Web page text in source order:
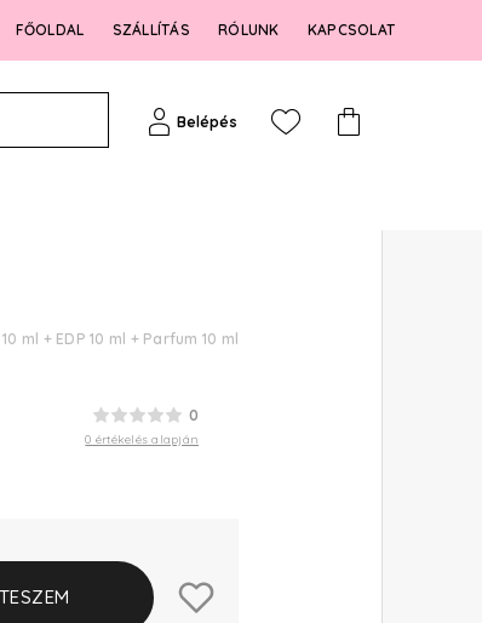
FŐOLDAL SZÁLLÍTÁS RÓLUNK KAPCSOLAT
Belépés
ml + EDP 10 ml + Parfum 10 ml
0
0 értékelés alapján